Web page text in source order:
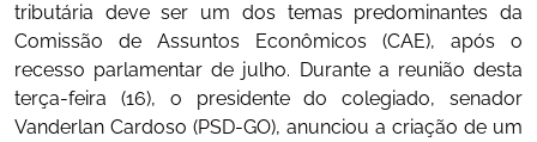
tributária deve ser um dos temas predominantes da
Comissão de Assuntos Econômicos (CAE), após o
recesso parlamentar de julho. Durante a reunião desta
terça-feira (16), o presidente do colegiado, senador
Vanderlan Cardoso (PSD-GO), anunciou a criação de um